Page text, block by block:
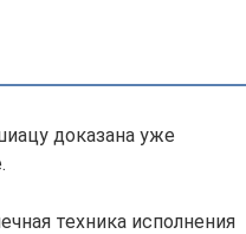
доказана уже
техника исполнения